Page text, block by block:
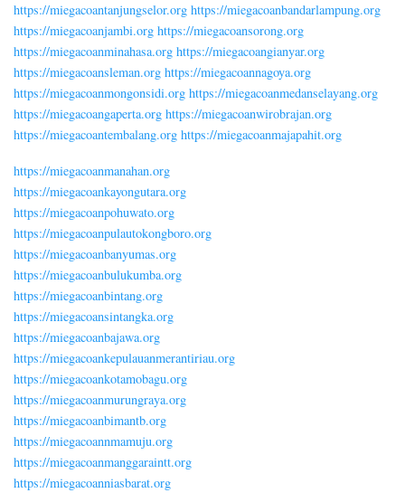
https://miegacoantanjungselor.org https://miegacoanbandarlampung.org
https://miegacoanjambi.org https://miegacoansorong.org
https://miegacoanminahasa.org https://miegacoangianyar.org
https://miegacoansleman.org https://miegacoannagoya.org
https://miegacoanmongonsidi.org https://miegacoanmedanselayang.org
https://miegacoangaperta.org https://miegacoanwirobrajan.org
https://miegacoantembalang.org https://miegacoanmajapahit.org
https://miegacoanmanahan.org
https://miegacoankayongutara.org
https://miegacoanpohuwato.org
https://miegacoanpulautokongboro.org
https://miegacoanbanyumas.org
https://miegacoanbulukumba.org
https://miegacoanbintang.org
https://miegacoansintangka.org
https://miegacoanbajawa.org
https://miegacoankepulauanmerantiriau.org
https://miegacoankotamobagu.org
https://miegacoanmurungraya.org
https://miegacoanbimantb.org
https://miegacoannmamuju.org
https://miegacoanmanggaraintt.org
https://miegacoanniasbarat.org